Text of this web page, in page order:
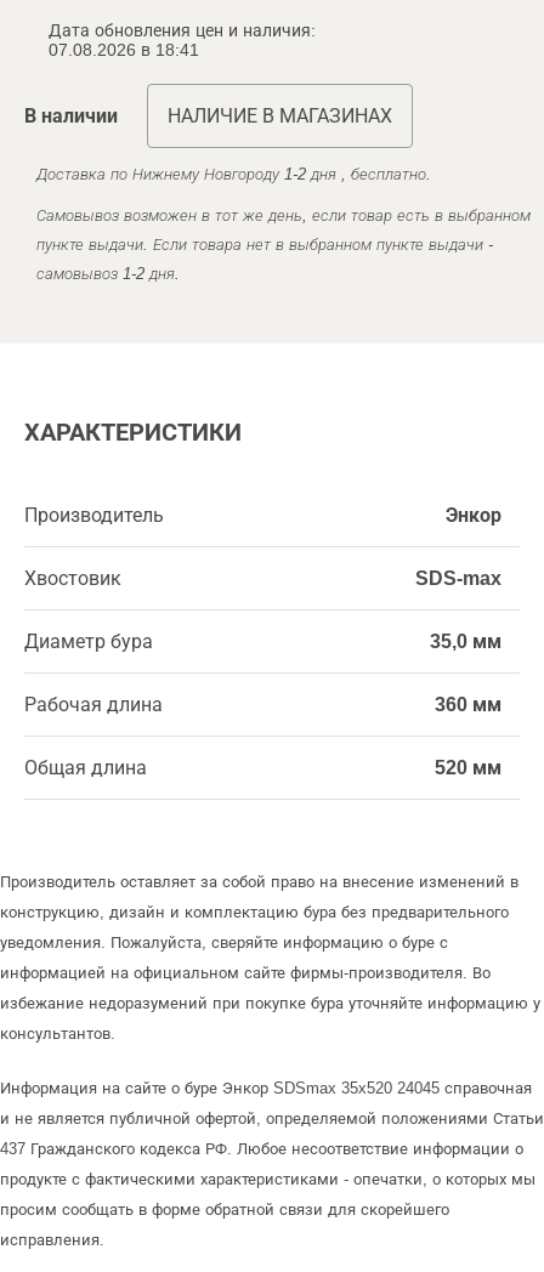
Дата обновления цен и наличия:
07.08.2026 в 18:41
В наличии НАЛИЧИЕ В МАГАЗИНАХ
Доставка по Нижнему Новгороду 1-2 дня , бесплатно.
Самовывоз возможен в тот же день, если товар есть в выбранном
пункте выдачи. Если товара нет в выбранном пункте выдачи -
самовывоз 1-2 дня.
ХАРАКТЕРИСТИКИ
Производитель Энкор
Хвостовик SDS-max
Диаметр бура 35,0 мм
Рабочая длина 360 мм
Общая длина 520 мм
Производитель оставляет за собой право на внесение изменений в
конструкцию, дизайн и комплектацию бура без предварительного
уведомления. Пожалуйста, сверяйте информацию о буре с
информацией на официальном сайте фирмы-производителя. Во
избежание недоразумений при покупке бура уточняйте информацию у
консультантов.
Информация на сайте о буре Энкор SDSmax 35x520 24045 справочная
и не является публичной офертой, определяемой положениями Статьи
437 Гражданского кодекса РФ. Любое несоответствие информации о
продукте с фактическими характеристиками - опечатки, о которых мы
просим сообщать в форме обратной связи для скорейшего
исправления.